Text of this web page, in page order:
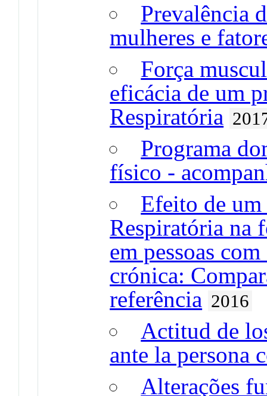
Prevalência
mulheres e
Força
eficácia de um
Respiratória
Programa
físico -
Efeito de um
Respiratória na
em pessoas
crónica:
referência 2016
Actitud de
ante la persona
Alterações